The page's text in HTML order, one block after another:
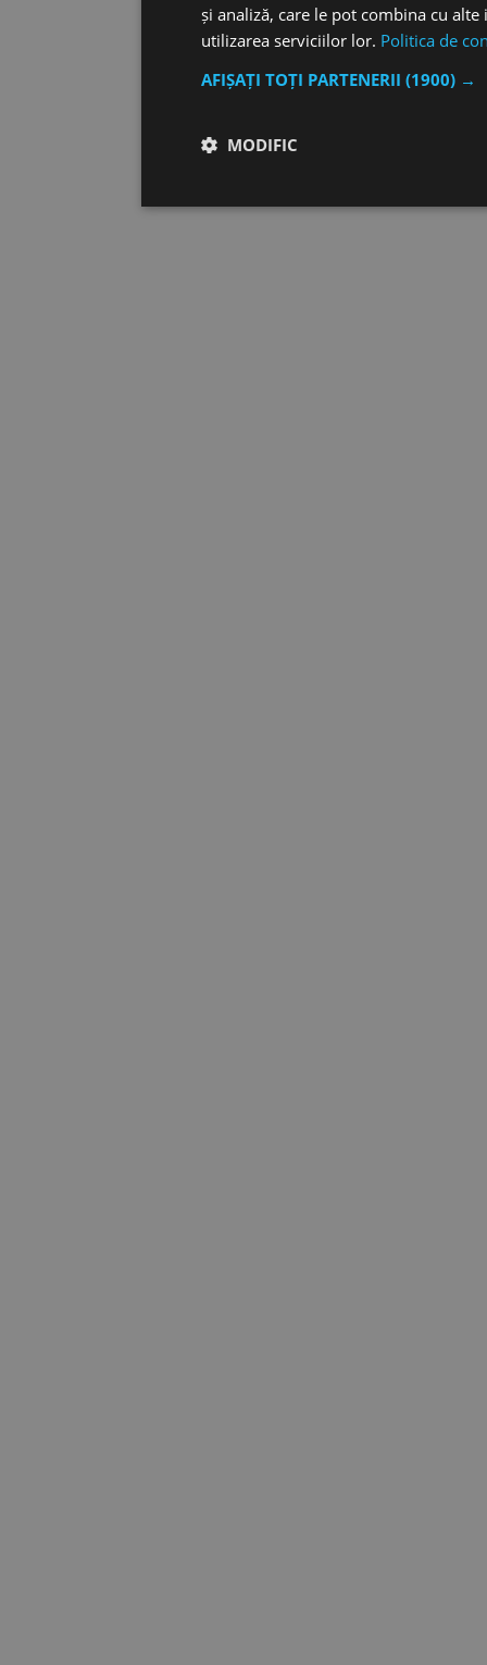
și analiză, care le pot combina cu
utilizarea serviciilor lor. Politica de
AFIȘAȚI TOȚI PARTENERII (1900) →
MODIFIC